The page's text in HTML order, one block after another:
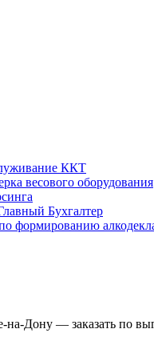
ККТ
весового оборудования
Бухгалтер
формированию
на-Дону — заказать по